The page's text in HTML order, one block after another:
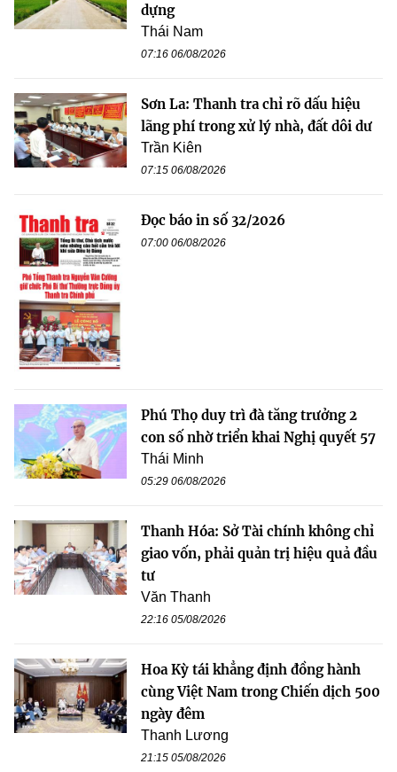
dựng
Thái Nam
07:16 06/08/2026
Sơn La: Thanh tra chỉ rõ dấu hiệu
lãng phí trong xử lý nhà, đất dôi dư
Trần Kiên
07:15 06/08/2026
Đọc báo in số 32/2026
07:00 06/08/2026
Phú Thọ duy trì đà tăng trưởng 2
con số nhờ triển khai Nghị quyết 57
Thái Minh
05:29 06/08/2026
Thanh Hóa: Sở Tài chính không chỉ
giao vốn, phải quản trị hiệu quả đầu
tư
Văn Thanh
22:16 05/08/2026
Hoa Kỳ tái khẳng định đồng hành
cùng Việt Nam trong Chiến dịch 500
ngày đêm
Thanh Lương
21:15 05/08/2026